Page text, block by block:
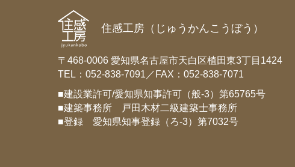
住感工房（じゅうかんこうぼう）
〒468-0006 愛知県名古屋市天白区植田東3丁目1424
TEL：052-838-7091／FAX：052-838-7071
■建設業許可/愛知県知事許可（般-3）第65765号
■建築事務所 戸田木材二級建築士事務所
■登録 愛知県知事登録（ろ-3）第7032号